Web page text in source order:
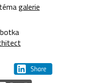
galerie